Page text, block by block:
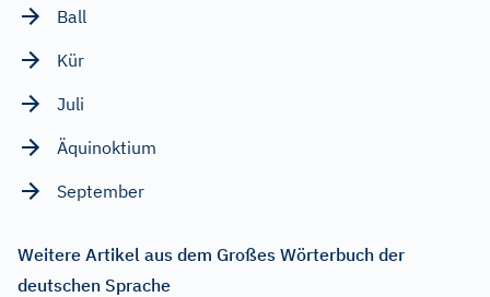
Ball
Kür
Juli
Äquinoktium
September
Weitere Artikel aus dem Großes Wörterbuch der
deutschen Sprache